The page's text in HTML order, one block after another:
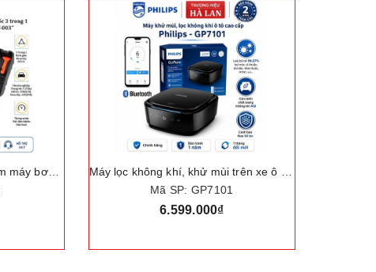
Bộ nâng kích gầm điện, kiêm máy bơm lốp và máy siết ốc ô tô đa năng 3 trong 1. Thương hiệu Đức cao cấp ROGTZ "TY-003"
Mã SP: GP7101
6.599.000₫